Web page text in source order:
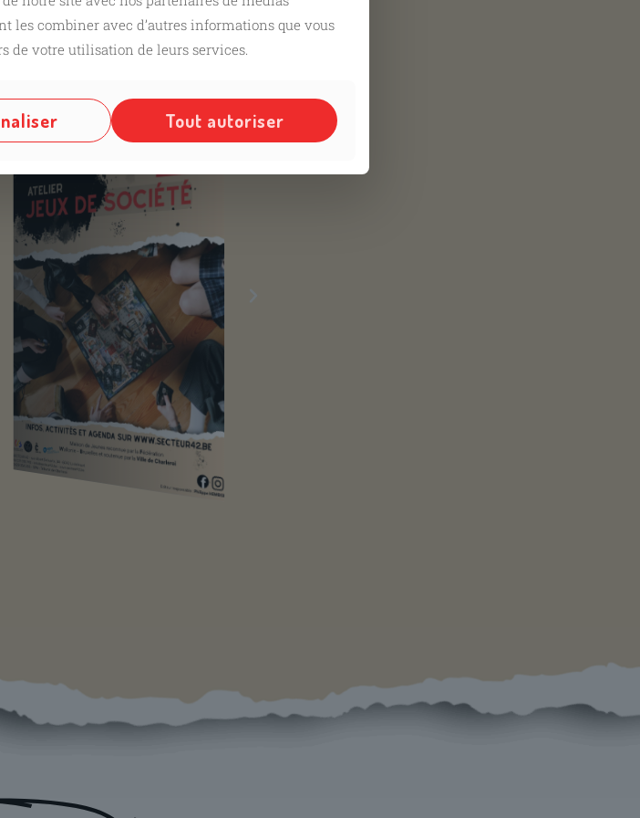
les combiner avec d’autres informations que vous
de votre utilisation de leurs services.
Tout autoriser